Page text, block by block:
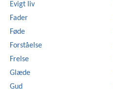
Evigt liv
Fader
Føde
Forståelse
Frelse
Glæde
Gud